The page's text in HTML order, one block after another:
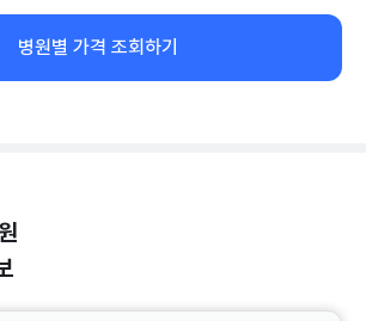
병원별 가격 조회하기